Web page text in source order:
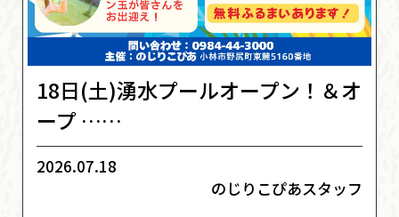
18日(土)湧水プールオープン！＆オ
ープ ……
2026.07.18
のじりこぴあスタッフ